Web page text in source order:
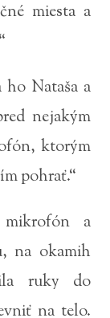
miesta a
ho Nataša a
nejakým
ktorým
pohrať.“
a
na okamih
ruky do
na telo.